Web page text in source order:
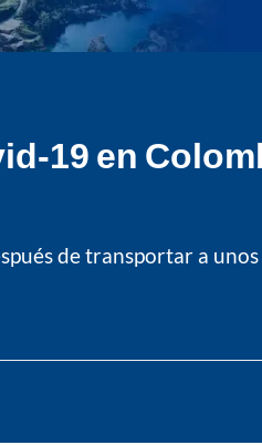
19 en
de transportar a